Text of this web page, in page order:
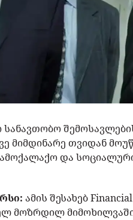
სანავთობო
მიმდინარე თვიდან
და
ამის შესახებ
მოზრდილ